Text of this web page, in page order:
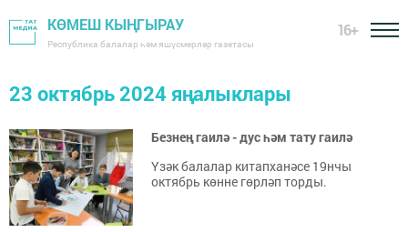
КӨМЕШ КЫҢГЫРАУ
Республика балалар һәм яшүсмерләр газетасы
16+
23 октябрь 2024 яңалыклары
Безнең гаилә - дус һәм тату гаилә
Үзәк балалар китапханәсе 19нчы
октябрь көнне гөрләп торды.